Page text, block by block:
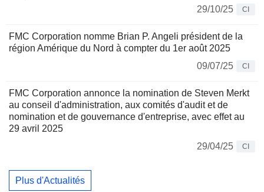
29/10/25
CI
FMC Corporation nomme Brian P. Angeli président de la
région Amérique du Nord à compter du 1er août 2025
09/07/25
CI
FMC Corporation annonce la nomination de Steven Merkt
au conseil d'administration, aux comités d'audit et de
nomination et de gouvernance d'entreprise, avec effet au
29 avril 2025
29/04/25
CI
Plus d'Actualités